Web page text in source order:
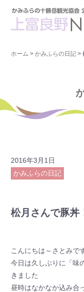
ホーム >かみふらの日記 >
2016年3月1日
かみふらの日記
松月さんで豚丼
こんにちは～さとみで
今日は久しぶりに「
きました
昼時はなかなか込み合